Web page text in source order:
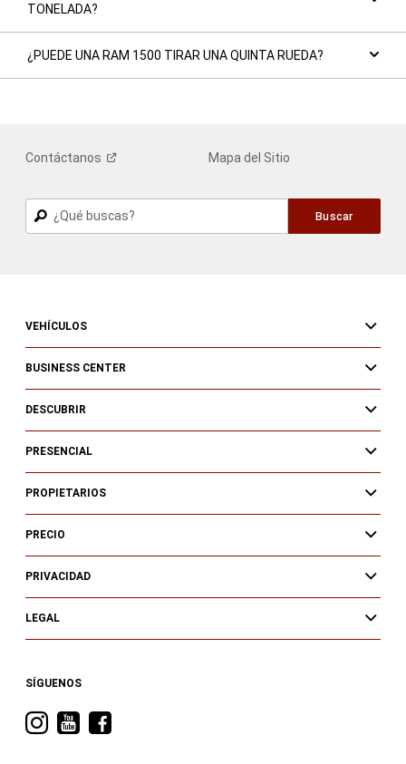
TONELADA?
¿PUEDE UNA RAM 1500 TIRAR UNA QUINTA RUEDA?
Contáctanos Mapa del Sitio
Buscar
Buscar
VEHÍCULOS
BUSINESS CENTER
DESCUBRIR
PRESENCIAL
PROPIETARIOS
PRECIO
PRIVACIDAD
LEGAL
SÍGUENOS
Visita
VisitaVisita